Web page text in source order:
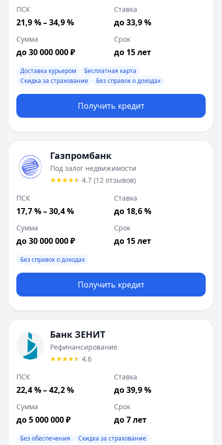
Описание:
Представитель банка доставит карту с
Цель:На любые цели
Залог:Под залог недвижимости
Возраст:18-70лет
Время рассмотрения:1 день
Газпромбанк:Под залог недвижимости
Ставка от:10.6%
30 000 000₽
Срок до:180месяцев
ПСК:
Рейтинг:4.7(12отзывов)
Лейблы:
Без справок о доходах
Требования: Наличие гражданства РФ, Постоянная
Документы:
Паспорт, Документ на право собственности
Способы получения:
На карту, Наличные, На счет
Залог:Под залог недвижимости
Возраст:
Время рассмотрения:
Банк ЗЕНИТ:Рефинансирование
Ставка от:27.5%
Сумма:100 000-5 000 000₽
ПСК:22.42%
Рейтинг:
Лейблы:Без обеспечения, Скидка за страхование
Требования: Наличие гражданства РФ, Постоянная
Документы:
Паспорт, Подтверждение дохода,
Описание:
Возможна отсрочка оплаты основного
Способы получения:
Залог:Без залога
Возраст:
Время рассмотрения:
Совкомбанк: Прайм Хит
Ставка от:14.9%
ПСК
21,9 % – 34,9 %
Ставка
до 33,9 %
Сумма
до 30 000 000 ₽
Срок
до 15 лет
Доставка курьером
Бесплатная карта
Скидка за страхование
Без справок о доходах
Получить кредит
Газпромбанк
Под залог недвижимости
4.7 (12 отзывов)
ПСК
17,7 % – 30,4 %
Ставка
до 18,6 %
Сумма
до 30 000 000 ₽
Срок
до 15 лет
Без справок о доходах
Получить кредит
Банк ЗЕНИТ
Рефинансирование
4.6
ПСК
22,4 % – 42,2 %
Ставка
до 39,9 %
Сумма
до 5 000 000 ₽
Срок
до 7 лет
Без обеспечения Скидка за страхование